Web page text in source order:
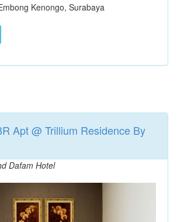
Kenongo, Surabaya
Apt @ Trillium Residence By
Dafam Hotel